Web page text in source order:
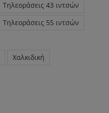
Τηλεοράσεις 43 ιντσών
Τηλεοράσεις 55 ιντσών
Χαλκιδική